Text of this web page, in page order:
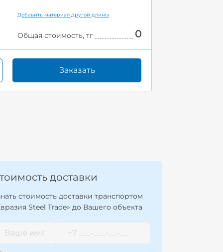
Добавить материал другой длины
Общая стоимость, тг 0
Заказать
доставки
стоимость доставки транспортом
Steel Trade» до Вашего объекта